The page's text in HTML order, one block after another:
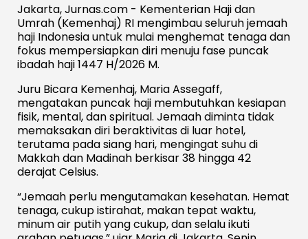
Jakarta, Jurnas.com - Kementerian Haji dan
Umrah (Kemenhaj) RI mengimbau seluruh jemaah
haji Indonesia untuk mulai menghemat tenaga dan
fokus mempersiapkan diri menuju fase puncak
ibadah haji 1447 H/2026 M.
Juru Bicara Kemenhaj, Maria Assegaff,
mengatakan puncak haji membutuhkan kesiapan
fisik, mental, dan spiritual. Jemaah diminta tidak
memaksakan diri beraktivitas di luar hotel,
terutama pada siang hari, mengingat suhu di
Makkah dan Madinah berkisar 38 hingga 42
derajat Celsius.
“Jemaah perlu mengutamakan kesehatan. Hemat
tenaga, cukup istirahat, makan tepat waktu,
minum air putih yang cukup, dan selalu ikuti